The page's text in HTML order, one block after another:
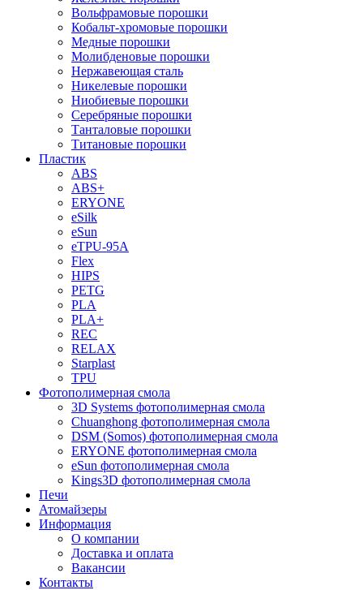
Вольфрамовые порошки
Кобальт-хромовые порошки
Медные порошки
Молибденовые порошки
Нержавеющая сталь
Никелевые порошки
Ниобиевые порошки
Серебряные порошки
Танталовые порошки
Титановые порошки
Пластик
ABS
ABS+
ERYONE
eSilk
eSun
eTPU-95A
Flex
HIPS
PETG
PLA
PLA+
REC
RELAX
Starplast
TPU
Фотополимерная смола
3D Systems фотополимерная смола
Chuanghong фотополимерная смола
DSM (Somos) фотополимерная смола
ERYONE фотополимерная смола
eSun фотополимерная смола
Kings3D фотополимерная смола
Печи
Атомайзеры
Информация
О компании
Доставка и оплата
Вакансии
Контакты